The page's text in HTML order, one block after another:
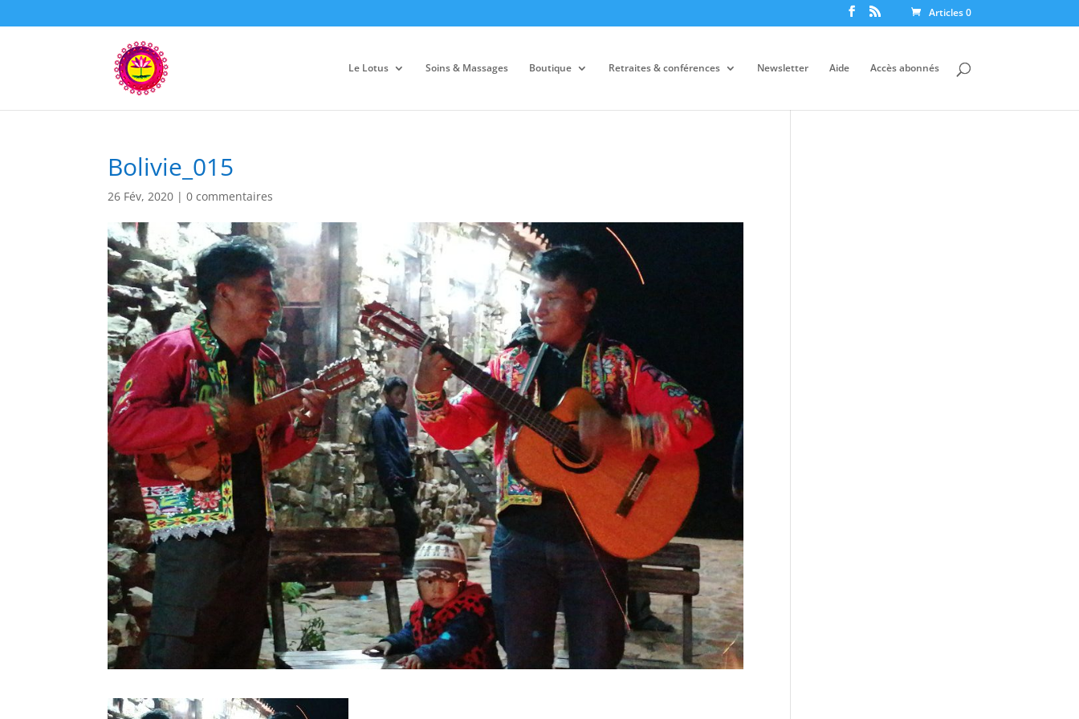
Articles 0
Le Lotus Soins & Massages Boutique Retraites & conférences Newsletter Aide Accès abonnés
Bolivie_015
26 Fév, 2020 |0 commentaires